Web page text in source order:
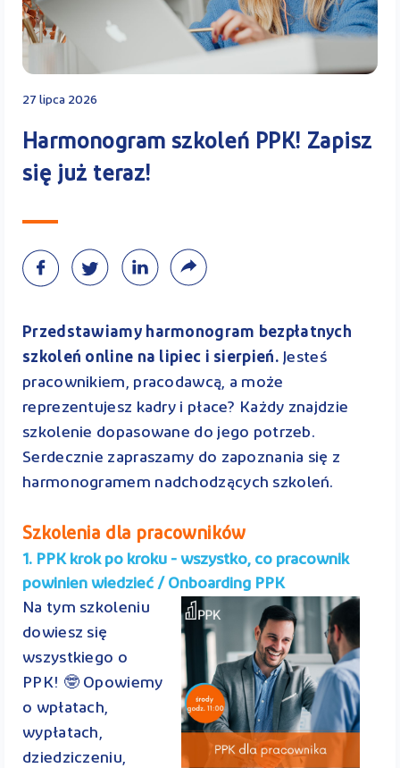
Kontakt
A
27 lipca 2026
Harmonogram szkoleń PPK! Zapisz
się już teraz!
Przedstawiamy harmonogram bezpłatnych
szkoleń online na lipiec i sierpień.Jesteś
pracownikiem, pracodawcą, a może
reprezentujesz kadry i płace? Każdy znajdzie
szkolenie dopasowane do jego potrzeb.
Serdecznie zapraszamy do zapoznania się z
harmonogramem nadchodzących szkoleń.
Szkolenia dla pracowników
1. PPK krok po kroku - wszystko, co pracownik
powinien wiedzieć / Onboarding PPK
Na tym szkoleniu
dowiesz się
wszystkiego o
PPK! 🤓 Opowiemy
o wpłatach,
wypłatach,
dziedziczeniu,